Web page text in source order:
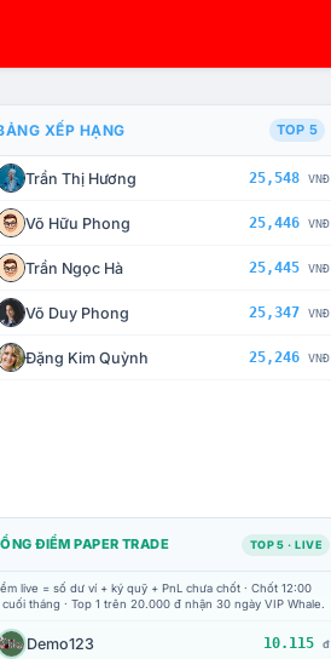
CHẾ TÀI XỬ LÝ VI PHẠM
XẾP HẠNG TOP 5
Trần Thị Hương 25,548 VNĐ
Võ Hữu Phong 25,446 VNĐ
Trần Ngọc Hà 25,445 VNĐ
Võ Duy Phong 25,347 VNĐ
Đặng Kim Quỳnh 25,246 VNĐ
ĐIỂM PAPER TRADE TOP 5 · LIVE
live = số dư ví + ký quỹ + PnL chưa chốt · Chốt 12:00
tháng · Top 1 trên 20.000 đ nhận 30 ngày VIP Whale.
Demo123 10.115 đ